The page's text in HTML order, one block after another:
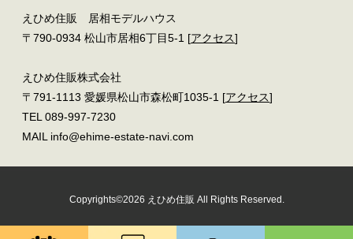
えひめ住販 居相モデルハウス
〒790-0934 松山市居相6丁目5-1 [アクセス]
えひめ住販株式会社
〒791-1113 愛媛県松山市森松町1035-1 [アクセス]
TEL 089-997-7230
MAIL info@ehime-estate-navi.com
Copyrights©2026 えひめ住販 All Rights Reserved.